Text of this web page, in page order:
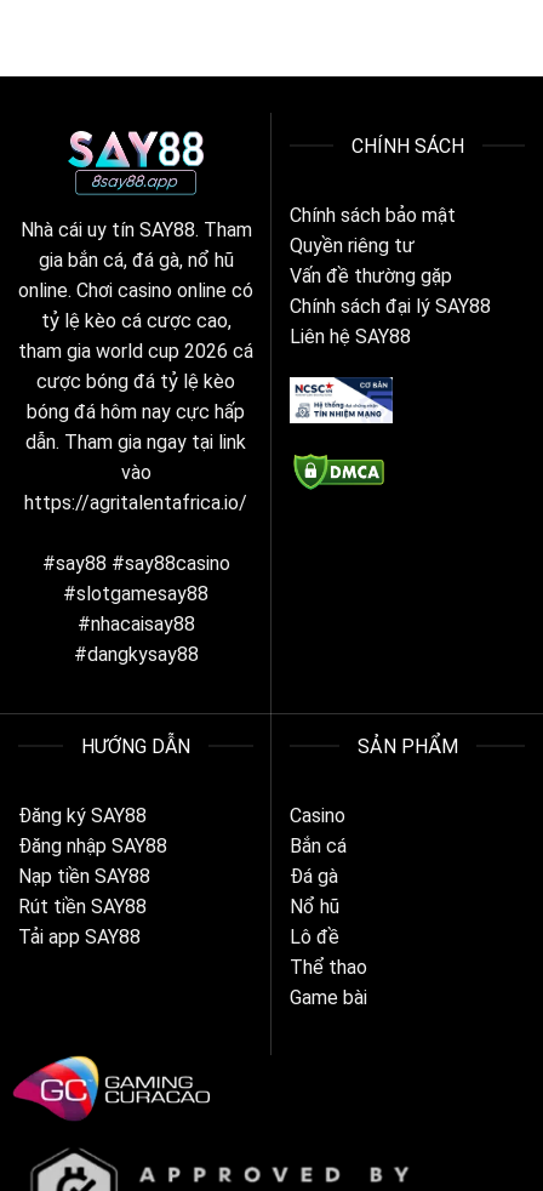
Nhà cái uy tín SAY88. Tham
gia bắn cá, đá gà, nổ hũ
online. Chơi casino online có
tỷ lệ kèo cá cược cao,
tham gia world cup 2026 cá
cược bóng đá tỷ lệ kèo
bóng đá hôm nay cực hấp
dẫn. Tham gia ngay tại link
vào
https://agritalentafrica.io/
#say88 #say88casino
#slotgamesay88
#nhacaisay88
#dangkysay88
CHÍNH SÁCH
Chính sách bảo mật
Quyền riêng tư
Vấn đề thường gặp
Chính sách đại lý SAY88
Liên hệ SAY88
HƯỚNG DẪN
Đăng ký SAY88
Đăng nhập SAY88
Nạp tiền SAY88
Rút tiền SAY88
Tải app SAY88
SẢN PHẨM
Casino
Bắn cá
Đá gà
Nổ hũ
Lô đề
Thể thao
Game bài